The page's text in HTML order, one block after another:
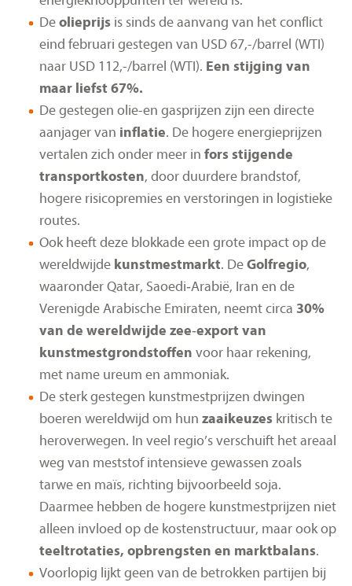
Deolieprijs is sinds de aanvang van het conflict
eind februari gestegen van USD 67,-/barrel (WTI)
naar USD 112,-/barrel (WTI). Een stijging van
maar liefst 67%.
De gestegen olie-en gasprijzen zijn een directe
aanjager van inflatie. De hogere energieprijzen
vertalen zich onder meer in fors stijgende
transportkosten, door duurdere brandstof,
hogere risicopremies en verstoringen in logistieke
routes.
Ook heeft deze blokkade een grote impact op de
wereldwijde kunstmestmarkt. DeGolfregio,
waaronder Qatar, Saoedi‑Arabië, Iran en de
Verenigde Arabische Emiraten, neemt circa 30%
van de wereldwijde zee‑export van
kunstmestgrondstoffen voor haar rekening,
met name ureum en ammoniak.
De sterk gestegen kunstmestprijzen dwingen
boeren wereldwijd om hun zaaikeuzes kritisch te
heroverwegen. In veel regio’s verschuift het areaal
weg van meststof intensieve gewassen zoals
tarwe en maïs, richting bijvoorbeeld soja.
Daarmee hebben de hogere kunstmestprijzen niet
alleen invloed op de kostenstructuur, maar ook op
teeltrotaties, opbrengsten en marktbalans.
Voorlopig lijkt geen van de betrokken partijen bij